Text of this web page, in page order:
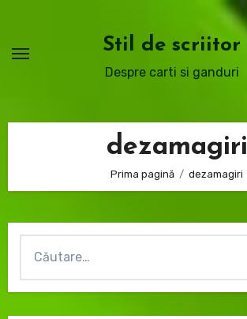
conținut
Stil de scriitor
Despre carti si ganduri
dezamagiri
Prima pagină dezamagiri